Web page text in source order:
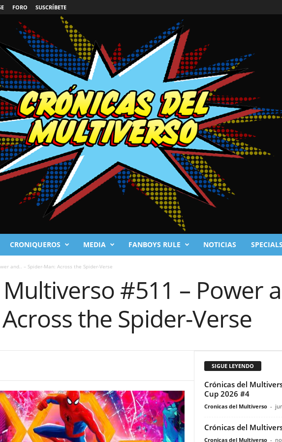
FORO SUSCRÍBETE
CRONIQUEROS MEDIA FANBOYS RULE NOTICIAS SPECIALS
and.. – Spider-Man: Across the Spider-Verse
#511 – Power
the Spider-Verse
SIGUE LEYENDO
Crónicas del
Cup 2026 #4
Cronicas del Multiverso -
Crónicas del
Cronicas del Multiverso -